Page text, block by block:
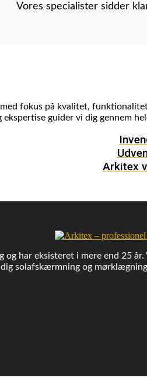
Vores specialister sidder
fokus på kvalitet,
guider vi dig gennem
Arkitex
har eksisteret i mere end 25
solafskærmning og